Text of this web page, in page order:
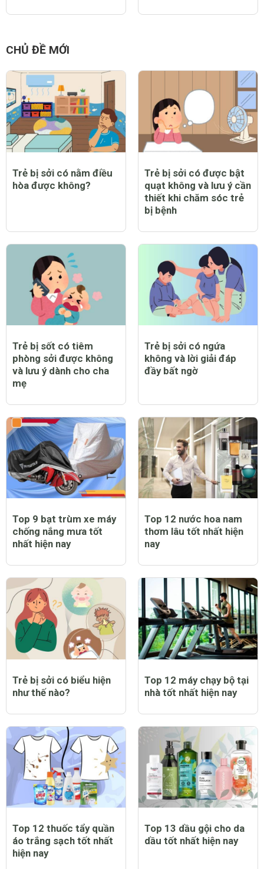
CHỦ ĐỀ MỚI
Trẻ bị sởi có nằm điều
hòa được không?
Trẻ bị sởi có được bật
quạt không và lưu ý cần
thiết khi chăm sóc trẻ
bị bệnh
Trẻ bị sốt có tiêm
phòng sởi được không
và lưu ý dành cho cha
mẹ
Trẻ bị sởi có ngứa
không và lời giải đáp
đầy bất ngờ
Top 9 bạt trùm xe máy
chống nắng mưa tốt
nhất hiện nay
Top 12 nước hoa nam
thơm lâu tốt nhất hiện
nay
Trẻ bị sởi có biểu hiện
như thế nào?
Top 12 máy chạy bộ tại
nhà tốt nhất hiện nay
Top 12 thuốc tẩy quần
áo trắng sạch tốt nhất
hiện nay
Top 13 dầu gội cho da
dầu tốt nhất hiện nay